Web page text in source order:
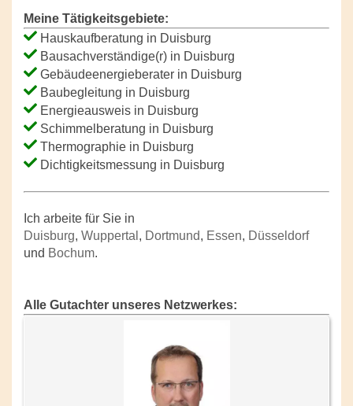
Meine Tätigkeitsgebiete:
Hauskaufberatung in Duisburg
Bausachverständige(r) in Duisburg
Gebäudeenergieberater in Duisburg
Baubegleitung in Duisburg
Energieausweis in Duisburg
Schimmelberatung in Duisburg
Thermographie in Duisburg
Dichtigkeitsmessung in Duisburg
Ich arbeite für Sie in
Duisburg, Wuppertal , Dortmund, Essen, Düsseldorf
und Bochum.
Alle Gutachter unseres Netzwerkes: